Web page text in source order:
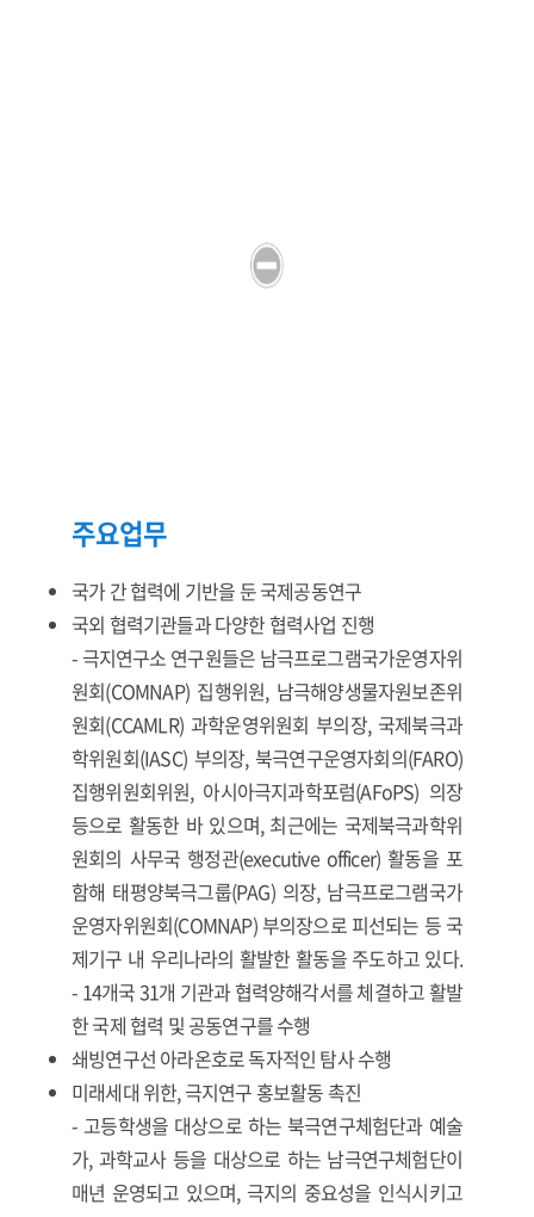
주요업무
국가 간 협력에 기반을 둔 국제공동연구
국외 협력기관들과 다양한 협력사업 진행
- 극지연구소 연구원들은 남극프로그램국가운영자위
원회(COMNAP) 집행위원, 남극해양생물자원보존위
원회(CCAMLR) 과학운영위원회 부의장, 국제북극과
학위원회(IASC) 부의장, 북극연구운영자회의(FARO)
집행위원회위원, 아시아극지과학포럼(AFoPS) 의장
등으로 활동한 바 있으며, 최근에는 국제북극과학위
원회의 사무국 행정관(executive officer) 활동을 포
함해 태평양북극그룹(PAG) 의장, 남극프로그램국가
운영자위원회(COMNAP) 부의장으로 피선되는 등 국
제기구 내 우리나라의 활발한 활동을 주도하고 있다.
- 14개국 31개 기관과 협력양해각서를 체결하고 활발
한 국제 협력 및 공동연구를 수행
쇄빙연구선 아라온호로 독자적인 탐사 수행
미래세대 위한, 극지연구 홍보활동 촉진
- 고등학생을 대상으로 하는 북극연구체험단과 예술
가, 과학교사 등을 대상으로 하는 남극연구체험단이
매년 운영되고 있으며, 극지의 중요성을 인식시키고